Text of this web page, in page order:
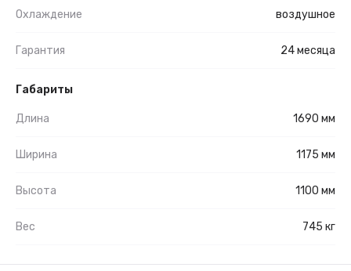
Охлаждение воздушное
Гарантия 24 месяца
Габариты
Длина 1690 мм
Ширина 1175 мм
Высота 1100 мм
Вес 745 кг